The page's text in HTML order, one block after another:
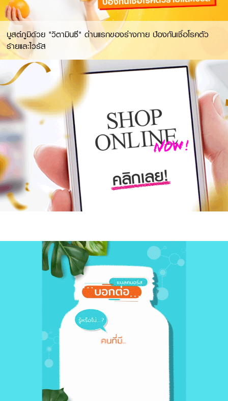
บูสต์ภูมิด้วย "วิตามินซี" ด่านแรกของร่างกาย ป้องกันเชื้อโรคตัว
ร้ายและไวรัส